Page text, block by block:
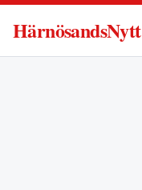
HärnösandsNytt